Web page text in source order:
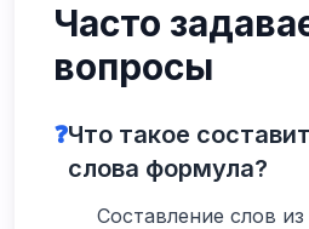
Часто
вопросы
❓Что такое
слова формула?
Составление слов